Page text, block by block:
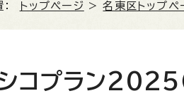
： トップページ >名東区トップペ
コプラン2025